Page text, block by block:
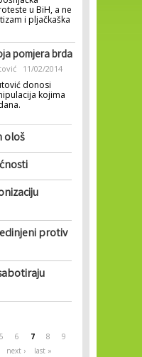
u BiH, a ne
i pljačkaška
pomjera brda
11/02/2014
donosi
kojima
ološ
protiv
5 6 7 8
9
next › last »